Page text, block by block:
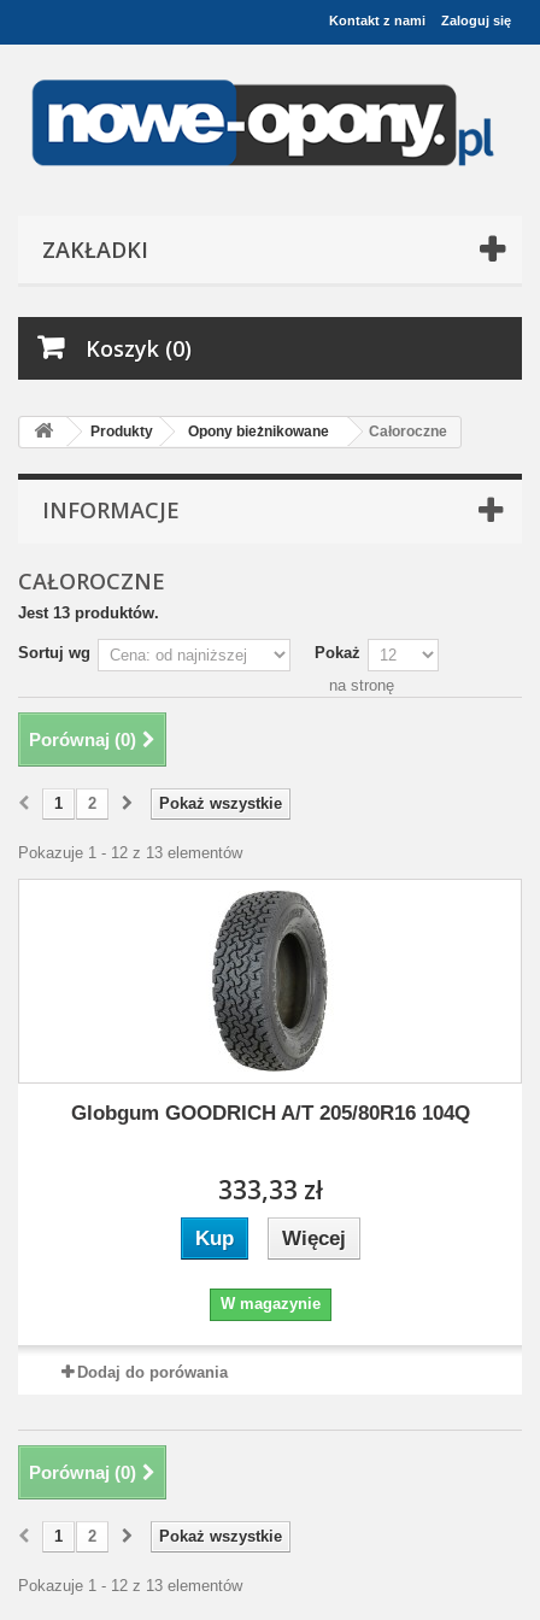
Zaloguj się
Kontakt z nami
ZAKŁADKI
Koszyk (0)
Produkty Opony bieżnikowane Całoroczne
INFORMACJE
CAŁOROCZNE
Jest 13 produktów.
Sortuj wg
Pokaż
na stronę
Porównaj (0)
Pokaż wszystkie
1 2
Pokazuje 1 - 12 z 13 elementów
Globgum GOODRICH A/T 205/80R16 104Q
333,33 zł
Kup Więcej
W magazynie
Dodaj do porówania
Porównaj (0)
Pokaż wszystkie
1 2
Pokazuje 1 - 12 z 13 elementów